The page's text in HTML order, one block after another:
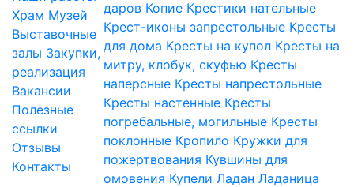
Храм Музей
Выставочные
залы Закупки,
реализация
Вакансии
Полезные
ссылки
Отзывы
Контакты
даров Копие Крестики нательные
Крест-иконы запрестольные Кресты
для дома Кресты на купол Кресты на
митру, клобук, скуфью Кресты
наперсные Кресты напрестольные
Кресты настенные Кресты
погребальные, могильные Кресты
поклонные Кропило Кружки для
пожертвования Кувшины для
омовения Купели Ладан Ладаница